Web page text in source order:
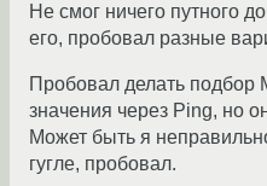
Не смог ничего путного
его, пробовал разные
Пробовал делать подбор
значения через Ping, но
Может быть я
гугле, пробовал.